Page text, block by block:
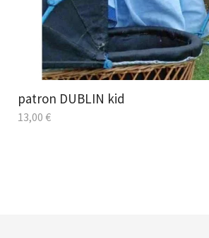
patron DUBLIN kid
13,00 €